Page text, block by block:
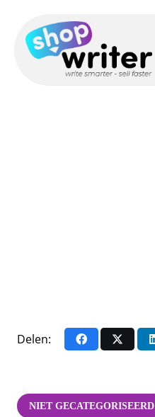
Delen:
NIET GECATEGORISEERD